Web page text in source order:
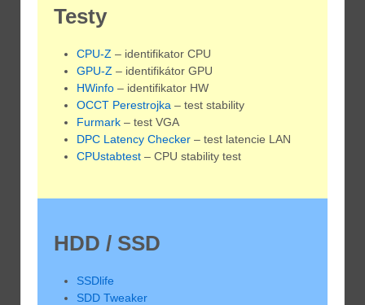
Testy
CPU-Z – identifikator CPU
GPU-Z – identifikátor GPU
HWinfo – identifikator HW
OCCT Perestrojka – test stability
Furmark – test VGA
DPC Latency Checker – test latencie LAN
CPUstabtest – CPU stability test
HDD / SSD
SSDlife
SDD Tweaker